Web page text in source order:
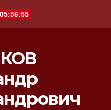
05:56:56